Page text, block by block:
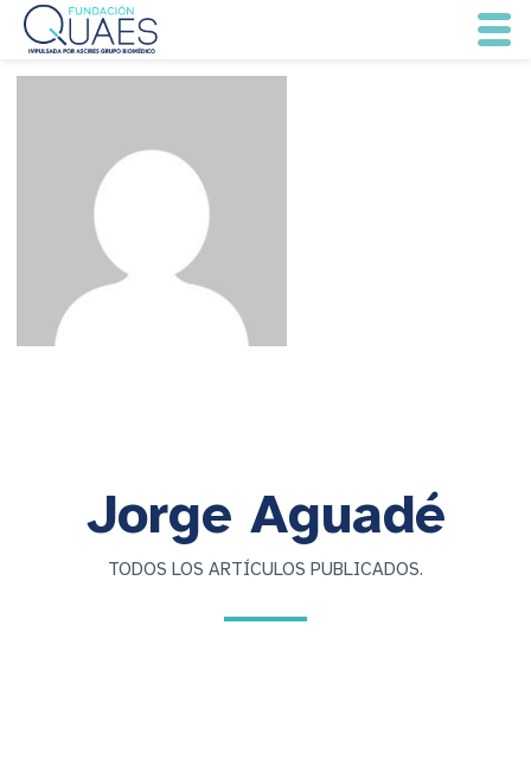
Jorge Aguadé
TODOS LOS ARTÍCULOS PUBLICADOS.